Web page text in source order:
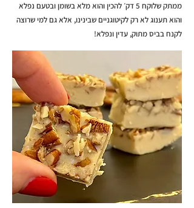
ממתק שלוקח 5 דק׳ להכין והוא מלא בשומן ובטעם נפלא
והוא תענוג לא רק לקיטוגניים שבינינו, אלא גם למי שרוצה
לקנח בביס מתוק, עדין ונפלא!